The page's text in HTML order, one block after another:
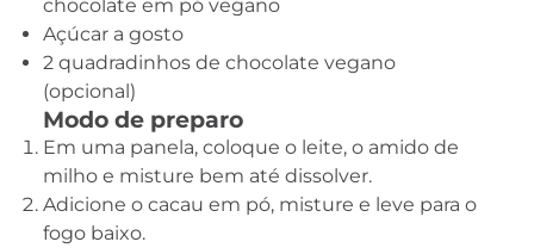
chocolate em pó vegano
Açúcar a gosto
2 quadradinhos de chocolate vegano
(opcional)
Modo de preparo
Em uma panela, coloque o leite, o amido de
milho e misture bem até dissolver.
Adicione o cacau em pó, misture e leve para o
fogo baixo.